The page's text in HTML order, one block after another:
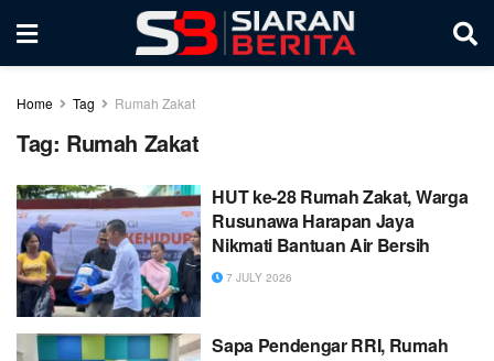
Home Tag Rumah Zakat
Tag: Rumah Zakat
HUT ke-28 Rumah Zakat, Warga
Rusunawa Harapan Jaya
Nikmati Bantuan Air Bersih
7 JULY 2026
Sapa Pendengar RRI, Rumah